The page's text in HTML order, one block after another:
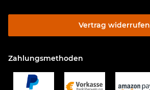
Vertrag widerrufen
Zahlungsmethoden